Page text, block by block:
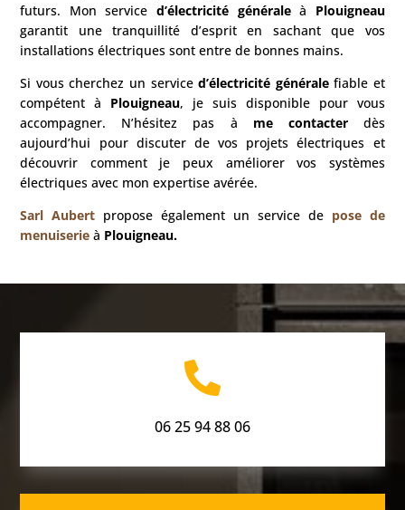
futurs. Mon service d’électricité généraleà Plouigneau
garantit une tranquillité d’esprit en sachant que vos
installations électriques sont entre de bonnes mains.
Si vous cherchez un serviced’électricité généralefiable et
compétent à Plouigneau, je suis disponible pour vous
accompagner. N’hésitez pas à me contacterdès
aujourd’hui pour discuter de vos projets électriques et
découvrir comment je peux améliorer vos systèmes
électriques avec mon expertise avérée.
Sarl Aubert propose également un service de pose de
menuiserieà Plouigneau.

06 25 94 88 06